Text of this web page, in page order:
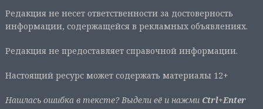
Редакция не несет ответственности за достоверность
информации, содержащейся в рекламных объявлениях.
Редакция не предоставляет справочной информации.
Настоящий ресурс может содержать материалы 12+
Нашлась ошибка в тексте? Выдели её и нажми Ctrl+Enter